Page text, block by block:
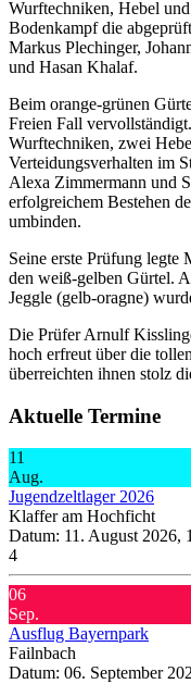
Wurftechniken, Hebel
Bodenkampf die
Markus Plechinger,
und Hasan Khalaf.
Beim orange-grünen
Freien Fall
Wurftechniken, zwei
Verteidungsverhalten im
Alexa Zimmermann und
erfolgreichem Bestehen
umbinden.
Seine erste Prüfung legte
den weiß-gelben Gürtel.
Jeggle (gelb-oragne)
Die Prüfer Arnulf
hoch erfreut über die
überreichten ihnen stolz
Aktuelle Termine
11
Aug.
Jugendzeltlager 2026
Klaffer am Hochficht
Datum: 11. August 2026,
4
06
Sep.
Ausflug Bayernpark
Failnbach
Datum: 06. September